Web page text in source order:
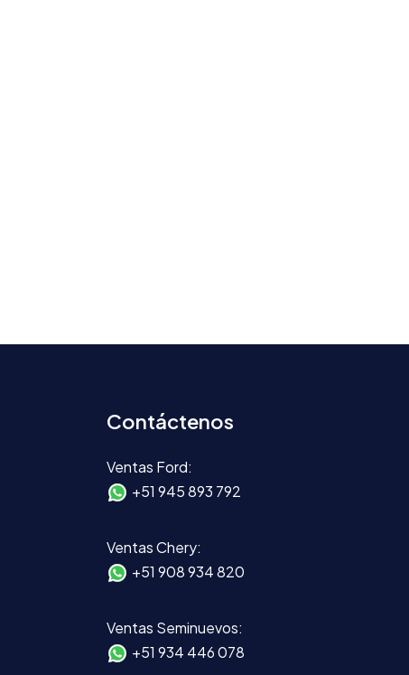
Contáctenos
Ventas Ford:
+51 945 893 792
Ventas Chery:
+51 908 934 820
Ventas Seminuevos:
+51 934 446 078